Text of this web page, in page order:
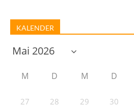
KALENDER
M D M D
27 28 29 30